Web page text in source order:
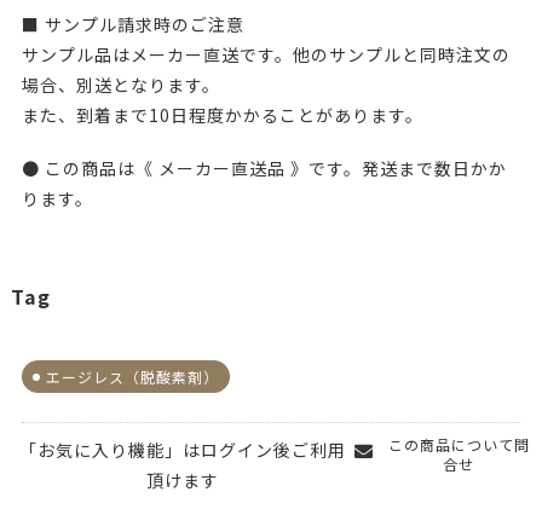
■ サンプル請求時のご注意
サンプル品はメーカー直送です。他のサンプルと同時注文の
場合、別送となります。
また、到着まで10日程度かかることがあります。
● この商品は《 メーカー直送品 》です。発送まで数日かか
ります。
Tag
エージレス（脱酸素剤）
「お気に入り機能」はログイン後ご利用
頂けます
この商品について問
合せ